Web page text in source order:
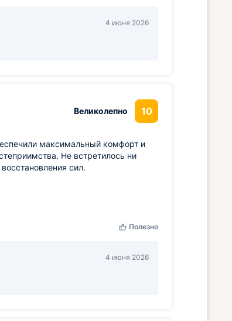
4 июня 2026
Великолепно 10
максимальный комфорт и
Не встретилось ни
сил.
Полезно
4 июня 2026